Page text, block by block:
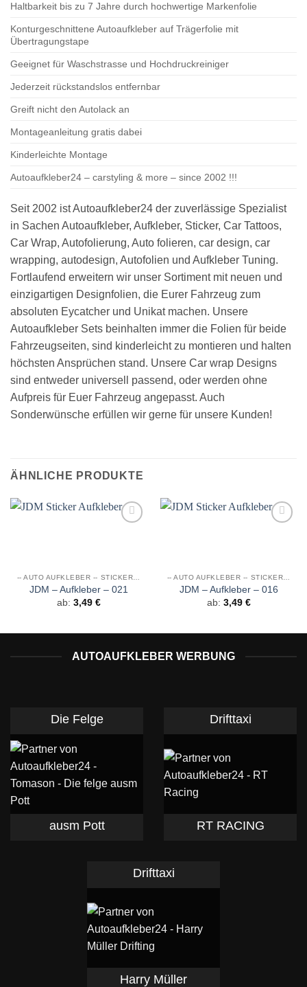
Haltbarkeit bis zu 7 Jahre durch hochwertige Markenfolie
Konturgeschnittene Autoaufkleber auf Trägerfolie mit
Übertragungstape
Geeignet für Waschstrasse und Hochdruckreiniger
Jederzeit rückstandslos entfernbar
Greift nicht den Autolack an
Montageanleitung gratis dabei
Kinderleichte Montage
Autoaufkleber24 – carstyling & more – since 2002 !!!
Seit 2002 ist Autoaufkleber24 der zuverlässige Spezialist
in Sachen Autoaufkleber, Aufkleber, Sticker, Car Tattoos,
Car Wrap, Autofolierung, Auto folieren, car design, car
wrapping, autodesign, Autofolien und Aufkleber Tuning.
Fortlaufend erweitern wir unser Sortiment mit neuen und
einzigartigen Designfolien, die Eurer Fahrzeug zum
absoluten Eycatcher und Unikat machen. Unsere
Autoaufkleber Sets beinhalten immer die Folien für beide
Fahrzeugseiten, sind kinderleicht zu montieren und halten
höchsten Ansprüchen stand. Unsere Car wrap Designs
sind entweder universell passend, oder werden ohne
Aufpreis für Euer Fahrzeug angepasst. Auch
Sonderwünsche erfüllen wir gerne für unsere Kunden!
ÄHNLICHE PRODUKTE
JDM – Aufkleber – 021
ab: 3,49 €
JDM – Aufkleber – 016
ab: 3,49 €
AUTOAUFKLEBER WERBUNG
Die Felge
ausm Pott
Drifttaxi
RT RACING
Drifttaxi
Harry Müller